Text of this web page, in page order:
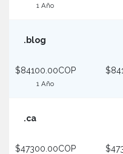
1 Año
.blog
$84100.00COP
1 Año
.ca
$47300.00COP